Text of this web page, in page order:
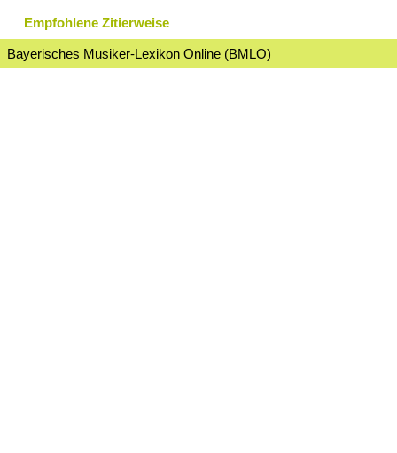
Empfohlene Zitierweise
Bayerisches Musiker-Lexikon Online (BMLO)